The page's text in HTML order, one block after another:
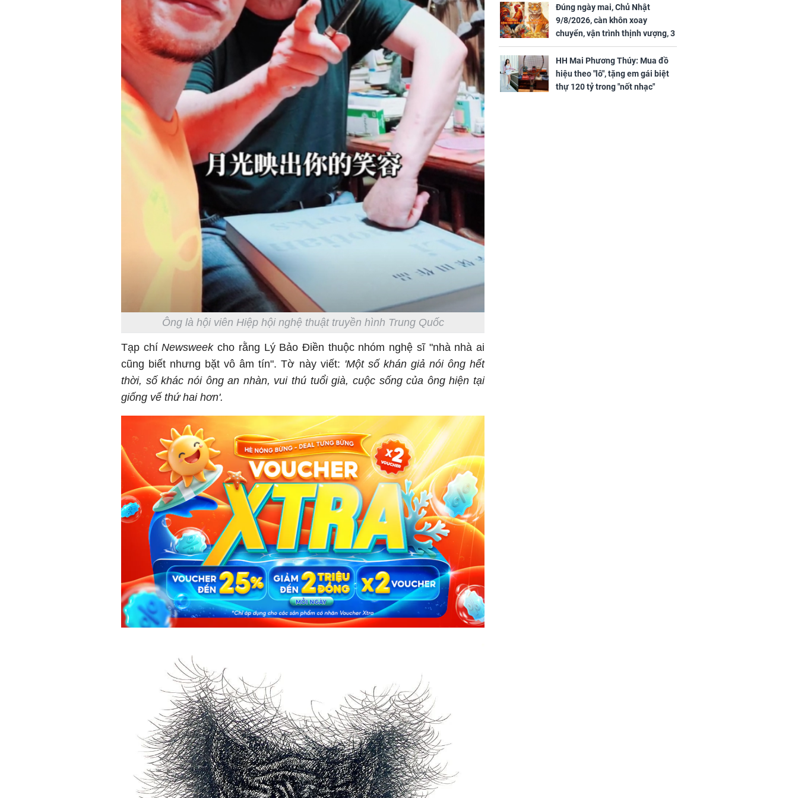
Ông là hội viên Hiệp hội nghệ thuật truyền hình Trung Quốc
Tạp chíNewsweekcho rằng Lý Bảo Điền thuộc nhóm nghệ sĩ "nhà nhà ai
cũng biết nhưng bặt vô âm tín". Tờ này viết: 'Một số khán giả nói ông hết
thời, số khác nói ông an nhàn, vui thú tuổi già, cuộc sống của ông hiện tại
giống vế thứ hai hơn'.
Đúng ngày mai, Chủ Nhật
9/8/2026, càn khôn xoay
chuyển, vận trình thịnh vượng, 3
con giáp nhận phúc khí nhà trời,
tình tiền đỏ như son, vận may
hanh thông
HH Mai Phương Thúy: Mua đồ
hiệu theo "lô", tặng em gái biệt
thự 120 tỷ trong "nốt nhạc"